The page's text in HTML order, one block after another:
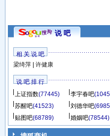
说 吧
相 关 说 吧
梁绮萍| 许健康
说 吧 排 行
上证指数(77445) 李宇春吧
苏醒吧(41523) 刘德华吧
贴图吧(68789) 婚姻吧(78544)